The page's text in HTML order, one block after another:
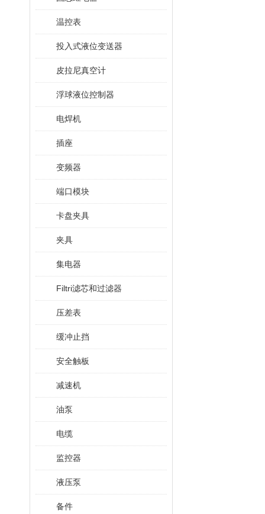
温控表
投入式液位变送器
皮拉尼真空计
浮球液位控制器
电焊机
插座
变频器
端口模块
卡盘夹具
夹具
集电器
Filtri滤芯和过滤器
压差表
缓冲止挡
安全触板
减速机
油泵
电缆
监控器
液压泵
备件